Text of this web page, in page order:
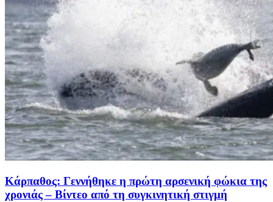
Κάρπαθος: Γεννήθηκε η πρώτη αρσενική φώκια της
χρονιάς – Βίντεο από τη συγκινητική στιγμή